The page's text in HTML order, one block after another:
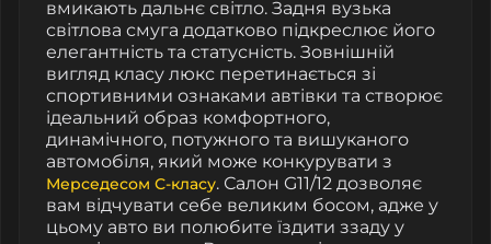
вмикають дальнє світло. Задня вузька
світлова смуга додатково підкреслює його
елегантність та статусність. Зовнішній
вигляд класу люкс перетинається зі
спортивними ознаками автівки та створює
ідеальний образ комфортного,
динамічного, потужного та вишуканого
автомобіля, який може конкурувати з
Мерседесом С-класу. Салон G11/12 дозволяє
вам відчувати себе великим босом, адже у
цьому авто ви полюбите їздити ззаду у